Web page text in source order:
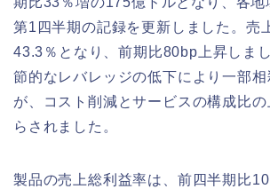
第1四半期の記録を更新しました。売
43.3％となり、前期比80bp上昇しま
節的なレバレッジの低下により一部相
が、コスト削減とサービスの構成比の
らされました。
製品の売上総利益率は、前四半期比